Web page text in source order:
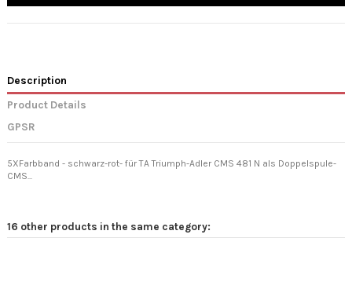
Description
Product Details
GPSR
5XFarbband - schwarz-rot- für TA Triumph-Adler CMS 481 N als Doppelspule-
CMS...
16 other products in the same category: